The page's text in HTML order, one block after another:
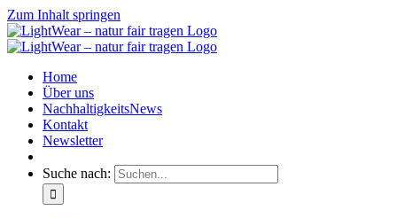
Zum Inhalt springen
Home
Über uns
NachhaltigkeitsNews
Kontakt
Newsletter
Suche nach: